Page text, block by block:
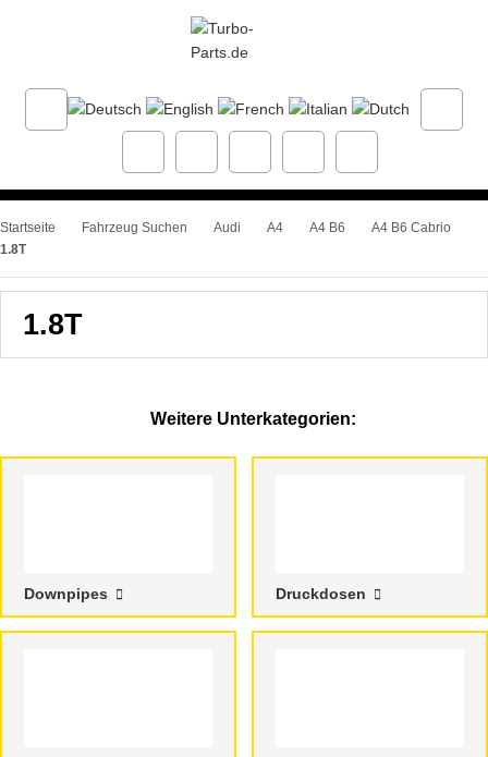
Startseite Fahrzeug Suchen Audi A4 A4 B6
A4 B6 Cabrio
1.8T
1.8T
Weitere Unterkategorien:
Downpipes Druckdosen